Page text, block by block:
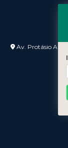
Av. Protásio